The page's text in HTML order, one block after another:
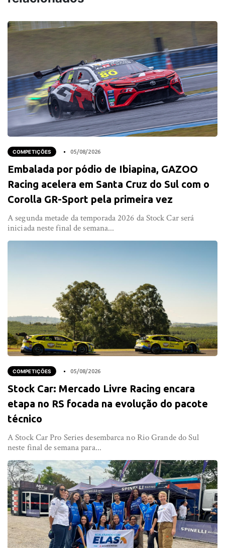
COMPETIÇÕES 05/08/2026
Embalada por pódio de Ibiapina, GAZOO
Racing acelera em Santa Cruz do Sul com o
Corolla GR-Sport pela primeira vez
A segunda metade da temporada 2026 da Stock Car será
iniciada neste final de semana...
COMPETIÇÕES 05/08/2026
Stock Car: Mercado Livre Racing encara
etapa no RS focada na evolução do pacote
técnico
A Stock Car Pro Series desembarca no Rio Grande do Sul
neste final de semana para...